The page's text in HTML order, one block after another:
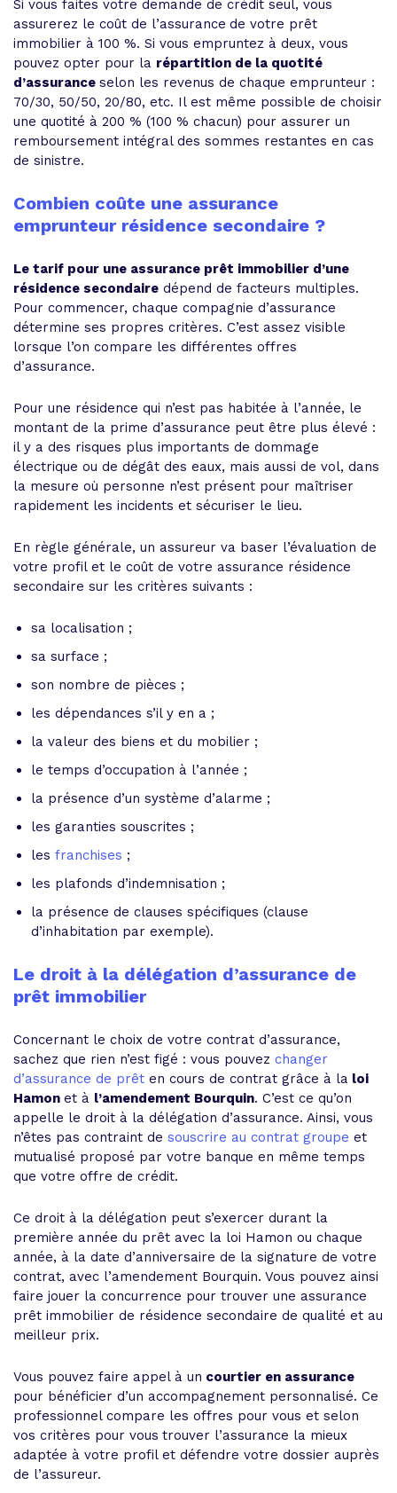
Si vous faites votre demande de crédit seul, vous
assurerez le coût de l’assurance de votre prêt
immobilier à 100 %. Si vous empruntez à deux, vous
pouvez opter pour la répartition de la quotité
d’assurance selon les revenus de chaque emprunteur :
70/30, 50/50, 20/80, etc. Il est même possible de choisir
une quotité à 200 % (100 % chacun) pour assurer un
remboursement intégral des sommes restantes en cas
de sinistre.
Combien coûte une assurance
emprunteur résidence secondaire ?
Le tarif pour une assurance prêt immobilier d’une
résidence secondaire dépend de facteurs multiples.
Pour commencer, chaque compagnie d’assurance
détermine ses propres critères. C’est assez visible
lorsque l’on compare les différentes offres
d’assurance.
Pour une résidence qui n’est pas habitée à l’année, le
montant de la prime d’assurance peut être plus élevé :
il y a des risques plus importants de dommage
électrique ou de dégât des eaux, mais aussi de vol, dans
la mesure où personne n’est présent pour maîtriser
rapidement les incidents et sécuriser le lieu.
En règle générale, un assureur va baser l’évaluation de
votre profil et le coût de votre assurance résidence
secondaire sur les critères suivants :
sa localisation ;
sa surface ;
son nombre de pièces ;
les dépendances s’il y en a ;
la valeur des biens et du mobilier ;
le temps d’occupation à l’année ;
la présence d’un système d’alarme ;
les garanties souscrites ;
les franchises ;
les plafonds d’indemnisation ;
la présence de clauses spécifiques (clause
d’inhabitation par exemple).
Le droit à la délégation d’assurance de
prêt immobilier
Concernant le choix de votre contrat d’assurance,
sachez que rien n’est figé : vous pouvez changer
d’assurance de prêt en cours de contrat grâce à la loi
Hamon et à l’amendement Bourquin. C’est ce qu’on
appelle le droit à la délégation d’assurance. Ainsi, vous
n’êtes pas contraint de souscrire au contrat groupe et
mutualisé proposé par votre banque en même temps
que votre offre de crédit.
Ce droit à la délégation peut s’exercer durant la
première année du prêt avec la loi Hamon ou chaque
année, à la date d’anniversaire de la signature de votre
contrat, avec l’amendement Bourquin. Vous pouvez ainsi
faire jouer la concurrence pour trouver une assurance
prêt immobilier de résidence secondaire de qualité et au
meilleur prix.
Vous pouvez faire appel à un courtier en assurance
pour bénéficier d’un accompagnement personnalisé. Ce
professionnel compare les offres pour vous et selon
vos critères pour vous trouver l’assurance la mieux
adaptée à votre profil et défendre votre dossier auprès
de l’assureur.